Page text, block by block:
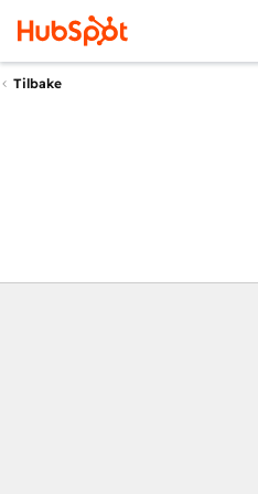
Tilbake